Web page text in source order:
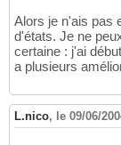
Alors je n'ais pas
d'états. Je ne
certaine : j'ai
a plusieurs
L.nico, le 09/06/